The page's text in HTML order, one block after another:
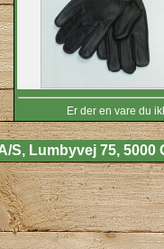
Er der en vare du
Lumbyvej 75, 5000